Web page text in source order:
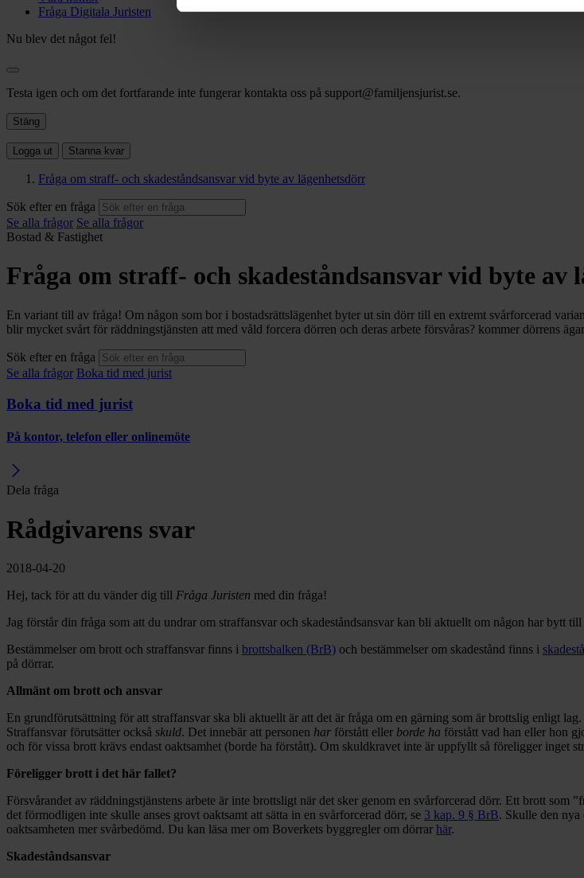
Fråga Digitala Juristen
Nu blev det något fel!
Testa igen och om det fortfarande inte fungerar kontakta oss på support@familjensjurist.se.
Stäng
Logga ut Stanna kvar
Fråga om straff- och skadeståndsansvar vid byte av lägenhetsdörr
Sök efter en fråga
Se alla frågor Se alla frågor
Bostad & Fastighet
Fråga om straff- och skadeståndsansvar vid byte av
En variant till av fråga! Om någon som bor i bostadsrättslägenhet byter ut sin dörr till en extremt svårforcerad
blir mycket svårt för räddningstjänsten att med våld forcera dörren och deras arbete försvåras? kommer dörrens
Sök efter en fråga
Se alla frågor Boka tid med jurist
Boka tid med jurist
På kontor, telefon eller onlinemöte
Dela fråga
Rådgivarens svar
2018-04-20
Hej, tack för att du vänder dig till Fråga Juristen med din fråga!
Jag förstår din fråga som att du undrar om straffansvar och skadeståndsansvar kan bli aktuellt om någon har bytt
Bestämmelser om brott och straffansvar finns i brottsbalken (BrB) och bestämmelser om skadestånd finns i
på dörrar.
Allmänt om brott och ansvar
En grundförutsättning för att straffansvar ska bli aktuellt är att det är fråga om en gärning som är brottslig enligt
Straffansvar förutsätter också skuld. Det innebär att personen har förstått eller borde ha förstått vad han eller hon
och för vissa brott krävs endast oaktsamhet (borde ha förstått). Om skuldkravet inte är uppfyllt så föreligger inget
Föreligger brott i det här fallet?
Försvårandet av räddningstjänstens arbete är inte brottsligt när det sker genom en svårforcerad dörr. Ett brott
det förmodligen inte skulle anses grovt oaktsamt att sätta in en svårforcerad dörr, se 3 kap. 9 § BrB. Skulle den
oaktsamheten mer svårbedömd. Du kan läsa mer om Boverkets byggregler om dörrar här.
Skadeståndsansvar